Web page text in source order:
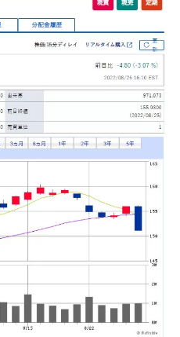
額：521,007円＋113,366円＋139,688円＋82,91
＋29,842円＋24,368円+387円＋1,748円＝ ＋1
した。【一か月放置後の世界】お久しぶりです。
る感じですね！株価は、取得金額より低いです。